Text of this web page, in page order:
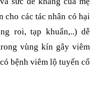
cho các tác nhân có hại
roi, tạp khuẩn,..) dễ
vùng kín gây viêm
bệnh viêm lộ tuyến cổ